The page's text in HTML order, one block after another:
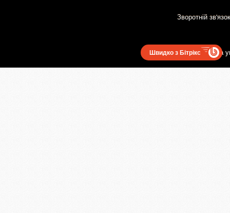
Зворотній зв'язок
Користувацька
Швидко з Бітрікс